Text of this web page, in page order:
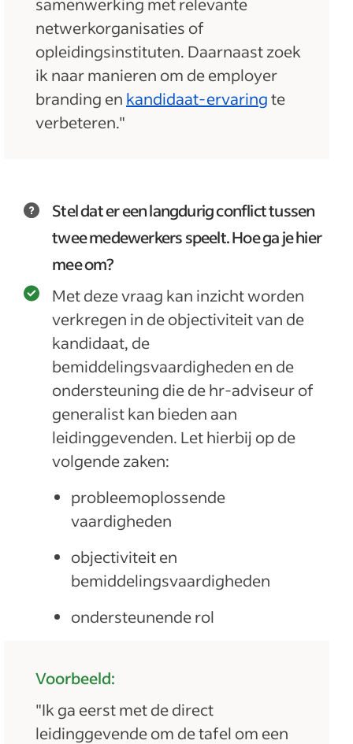
netwerkorganisaties of
opleidingsinstituten. Daarnaast zoek
ik naar manieren om de employer
branding en kandidaat-ervaringte
verbeteren."
Stel dat er een langdurig conflict tussen
twee medewerkers speelt. Hoe ga je hier
mee om?
Met deze vraag kan inzicht worden
verkregen in de objectiviteit van de
kandidaat, de
bemiddelingsvaardigheden en de
ondersteuning die de hr-adviseur of
generalist kan bieden aan
leidinggevenden. Let hierbij op de
volgende zaken:
probleemoplossende
vaardigheden
objectiviteit en
bemiddelingsvaardigheden
ondersteunende rol
Voorbeeld:
"Ik ga eerst met de direct
leidinggevende om de tafel om een